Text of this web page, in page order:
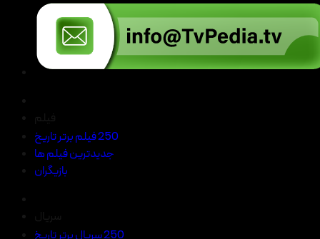
250 فیلم برتر تاریخ
جدیدترین فیلم ها
بازیگران
250 سریال برتر تاریخ